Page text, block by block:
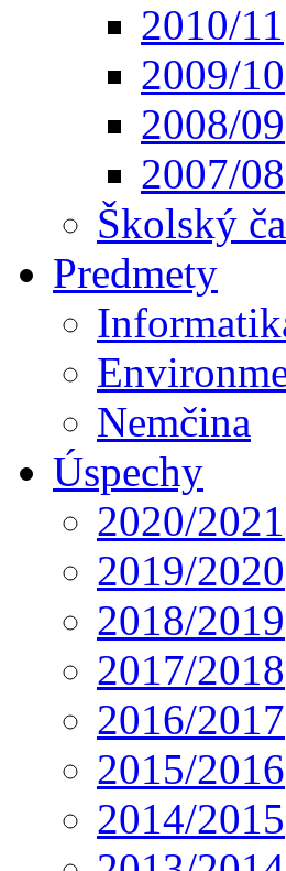
2010/11
2009/10
2008/09
2007/08
Školský
Predmety
Nemčina
Úspechy
2020/2021
2019/2020
2018/2019
2017/2018
2016/2017
2015/2016
2014/2015